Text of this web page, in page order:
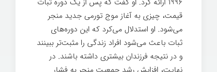
قیمت، چیزی به آغاز موج تورمی جدید منجر
می‌شود. او استدلال می‌کرد که این دوره‌های
ثبات باعث می‌شود افراد زندگی را مثبت‌تر ببینند
و در نتیجه فرزندان بیشتری داشته باشند. در